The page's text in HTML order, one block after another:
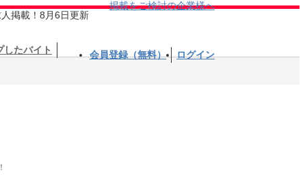
掲載！8月6日更新
掲載をご検討の企業様へ
したバイト 会員登録（無料） ログイン